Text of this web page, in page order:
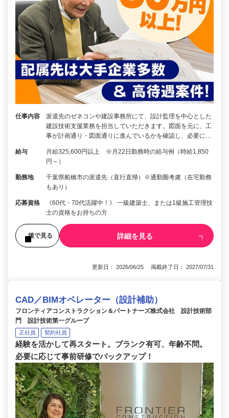
仕事内容
派遣先のゼネコンや建設事務所にて、設計監理を中心とした
建設技術支援業務を担当していただきます。図面を元に、工
事が計画通り・図面通りに進んでいるかを確認し、必要に…
給与
月給325,600円以上 ※月22日勤務時の給与例（時給1,850
円～）
勤務地
千葉県船橋市の派遣先（直行直帰）※通勤圏考慮（在宅勤務
もあり）
応募資格
《60代・70代活躍中！》 一級建築士、または1級施工管理技
士の資格をお持ちの方
後で見る 詳細を見る
更新日： 2026/06/25 掲載終了日： 2027/07/31
CAD／BIMオペレーター（設計補助）
フロンティアコンストラクション＆パートナーズ株式会社 設計技術部
門 設計技術第一グループ
正社員 契約社員
経験を活かして再スタート。ブランク有可、年齢不問。
必要に応じて事前研修でバックアップ！